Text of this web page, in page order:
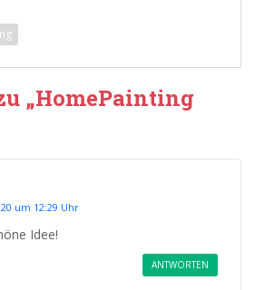
„HomePainting
um 12:29 Uhr
Idee!
ANTWORTEN